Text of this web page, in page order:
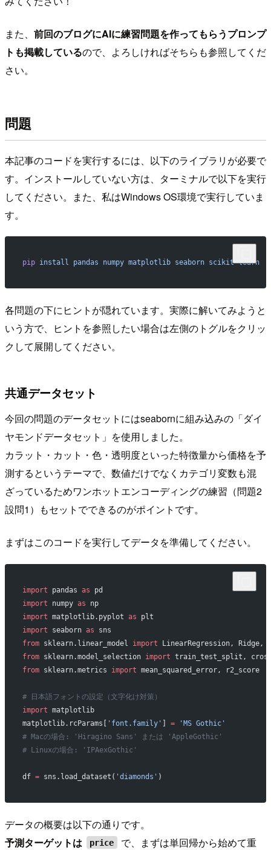
また、 前回のブログにAIに練習問題を作ってもらうプロンプ
トも掲載しているので、よろしければそちらも参照してくだ
さい。
問題
本記事のコードを実行するには、以下のライブラリが必要で
す。インストールしていない方は、ターミナルで以下を実行
してください。また、私はWindows OS環境で実行していま
す。
pip install pandas numpy matplotlib seaborn scikit-learn
各問題の下にヒントが隠れています。実際に解いてみようと
いう方で、ヒントを参照したい場合は左側のトグルをクリッ
クして展開してください。
共通データセット
今回の問題のデータセットにはseabornに組み込みの「ダイ
ヤモンドデータセット」を使用しました。
カラット・カット・色・透明度といった特徴量から価格を予
測するというテーマで、数値だけでなくカテゴリ変数も混
ざっているためワンホットエンコーディングの練習（問題2
設問1）もセットでできるのがポイントです。
まずはこのコードを実行してデータを準備してください。
import pandas as pd
import numpy as np
import matplotlib.pyplot as plt
import seaborn as sns
from sklearn.linear_model import LinearRegression, Ridge,
from sklearn.model_selection import train_test_split,
from sklearn.metrics import mean_squared_error, r2_score
# 日本語フォントの設定（文字化け対策）
import matplotlib
matplotlib.rcParams[ 'font.family' ] = 'MS Gothic'
# Macの場合: 'Hiragino Sans' または 'AppleGothic'
# Linuxの場合: 'IPAexGothic'
df = sns.load_dataset( 'diamonds' )
データの概要は以下の通りです。
予測ターゲットは
price
で、まずは単回帰から始めて重